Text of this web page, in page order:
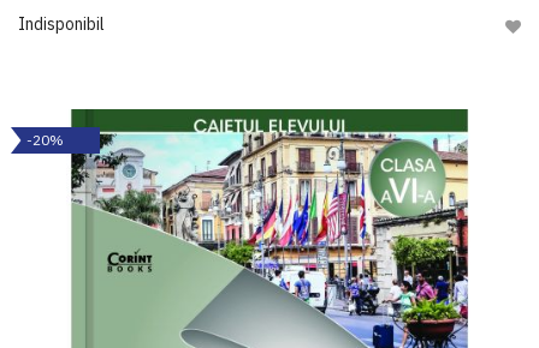
Indisponibil
-20%